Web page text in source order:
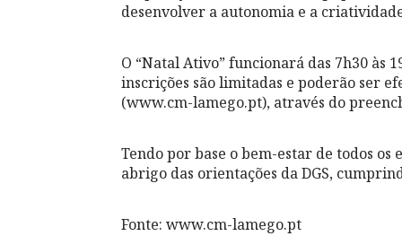
desenvolver a autonomia e a
O “Natal Ativo” funcionará das 7h30 às
inscrições são limitadas e poderão ser
(www.cm-lamego.pt), através do
Tendo por base o bem-estar de todos
abrigo das orientações da DGS,
Fonte: www.cm-lamego.pt